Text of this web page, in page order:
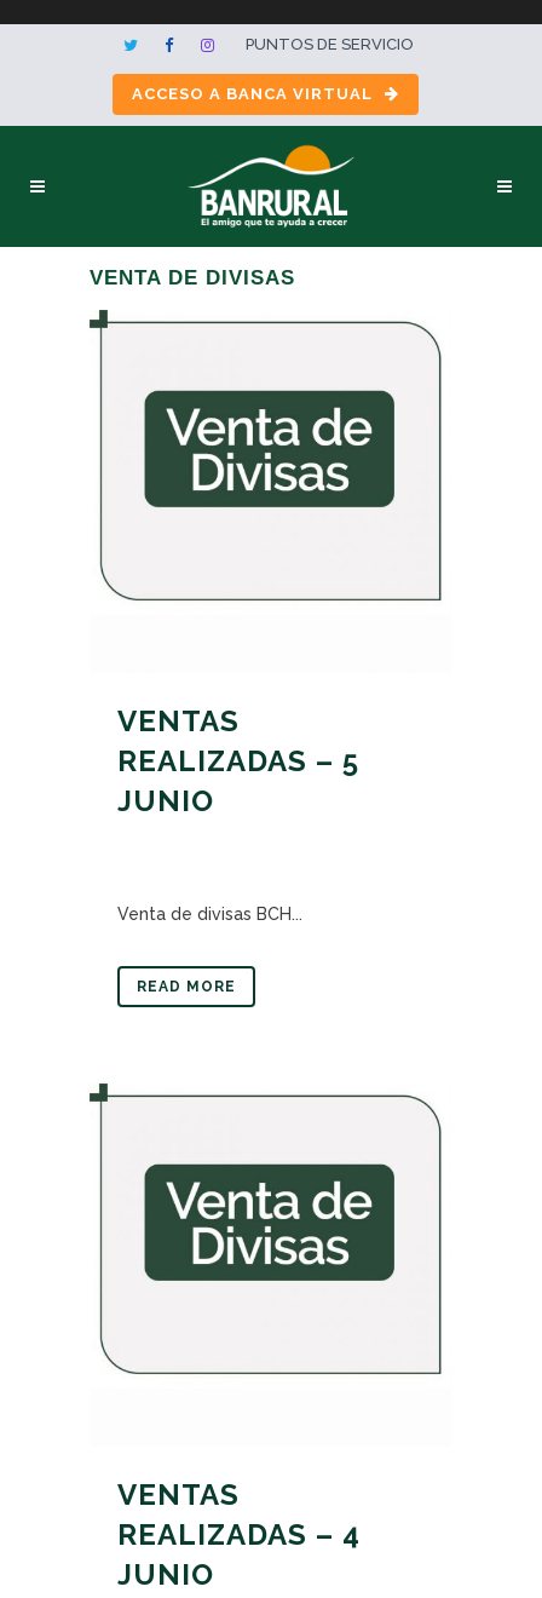
PUNTOS DE SERVICIO
ACCESO A BANCA VIRTUAL
VENTA DE DIVISAS
VENTAS
REALIZADAS – 5
JUNIO
Venta de divisas BCH...
READ MORE
VENTAS
REALIZADAS – 4
JUNIO